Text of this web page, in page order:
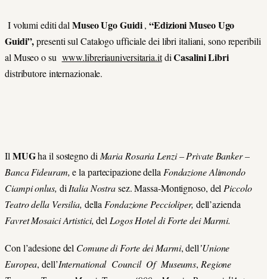
I volumi editi dal Museo Ugo Guidi,“Edizioni Museo Ugo
Guidi”,presenti sul Catalogo ufficiale dei libri italiani, sono reperibili
al Museo o su www.libreriauniversitaria.itdiCasalini Libri
distributore internazionale.
Il MUGha il sostegno di Maria Rosaria Lenzi – Private Banker –
Banca Fideuram,e la partecipazione della Fondazione Alimondo
Ciampi onlus, di Italia Nostrasez. Massa-Montignoso, del Piccolo
Teatro della Versilia, della Fondazione Peccioliper, dell’azienda
Favret Mosaici Artistici,del Logos Hotel di Forte dei Marmi.
Con l’adesione del Comune di Forte dei Marmi, dell’Unione
Europea, dell’International Council Of Museums, Regione